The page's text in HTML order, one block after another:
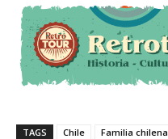
TAGS Chile Familia chilena